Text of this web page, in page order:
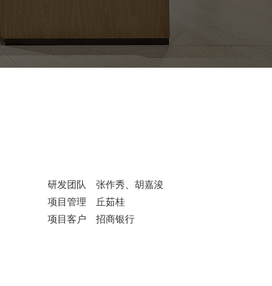
研发团队
张作秀、胡嘉浚
项目管理
丘茹桂
项目客户 招商银行